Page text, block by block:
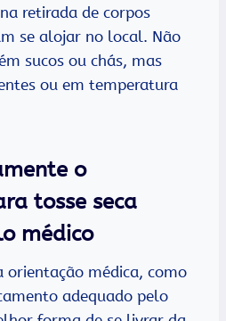
retirada de corpos
se alojar no local. Não
sucos ou chás, mas
ou em temperatura
o
tosse seca
médico
orientação médica, como
adequado pelo